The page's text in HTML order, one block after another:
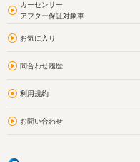
カーセンサー
アフター保証対象車
お気に入り
問合わせ履歴
利用規約
お問い合わせ